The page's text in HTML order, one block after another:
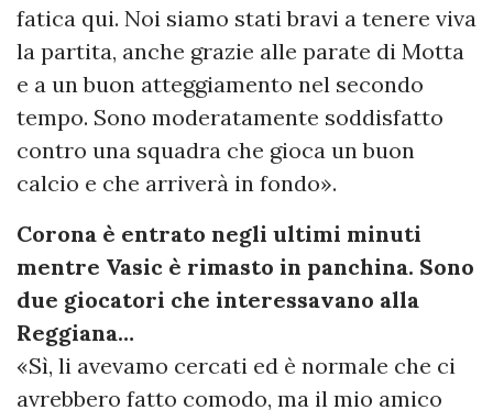
fatica qui. Noi siamo stati bravi a tenere viva
la partita, anche grazie alle parate di Motta
e a un buon atteggiamento nel secondo
tempo. Sono moderatamente soddisfatto
contro una squadra che gioca un buon
calcio e che arriverà in fondo».
Corona è entrato negli ultimi minuti
mentre Vasic è rimasto in panchina. Sono
due giocatori che interessavano alla
Reggiana…
«Sì, li avevamo cercati ed è normale che ci
avrebbero fatto comodo, ma il mio amico